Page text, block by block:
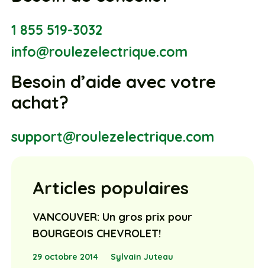
1 855 519-3032
info@roulezelectrique.com
Besoin d’aide avec votre
achat?
support@roulezelectrique.com
Articles populaires
VANCOUVER: Un gros prix pour
BOURGEOIS CHEVROLET!
29 octobre 2014 Sylvain Juteau